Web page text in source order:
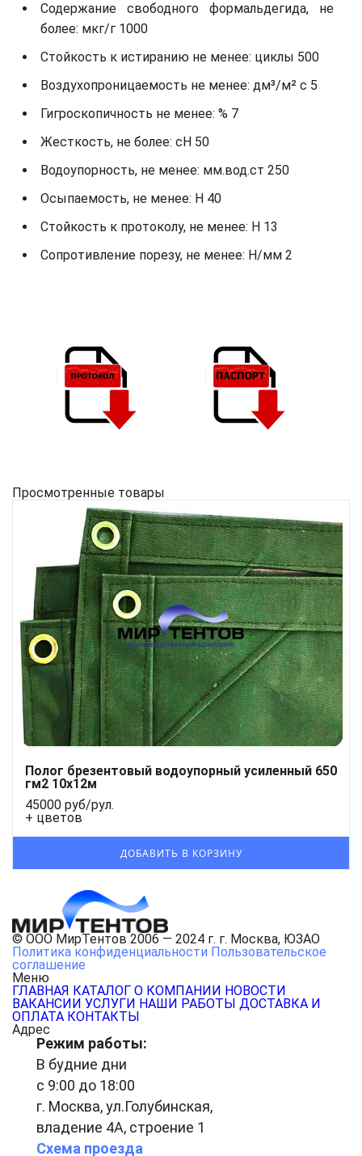
Содержание свободного формальдегида, не
более: мкг/г 1000
Стойкость к истиранию не менее: циклы 500
Воздухопроницаемость не менее: дм³/м² с 5
Гигроскопичность не менее: % 7
Жесткость, не более: cH 50
Водоупорность, не менее: мм.вод.ст 250
Осыпаемость, не менее: H 40
Стойкость к протоколу, не менее: H 13
Сопротивление порезу, не менее: Н/мм 2
Просмотренные товары
Полог брезентовый водоупорный усиленный 650
гм2 10x12м
45000 руб/рул.
+ цветов
© ООО МирТентов 2006 — 2024 г. г. Москва, ЮЗАО
Политика конфиденциальности Пользовательское
соглашение
Меню
ГЛАВНАЯ КАТАЛОГ О КОМПАНИИ НОВОСТИ
ВАКАНСИИ УСЛУГИ НАШИ РАБОТЫ ДОСТАВКА И
ОПЛАТА КОНТАКТЫ
Адрес
Режим работы:
В будние дни
с 9:00 до 18:00
г. Москва, ул.Голубинская,
владение 4А, строение 1
Схема проезда